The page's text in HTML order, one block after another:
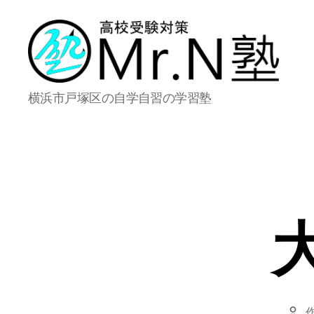
Mr.N
塾
横浜市戸塚区の自学自習の学習塾